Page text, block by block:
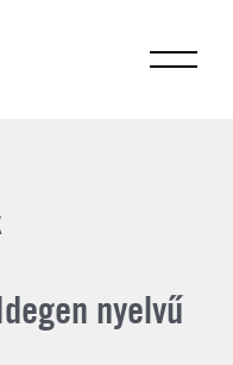
Idegen nyelvű